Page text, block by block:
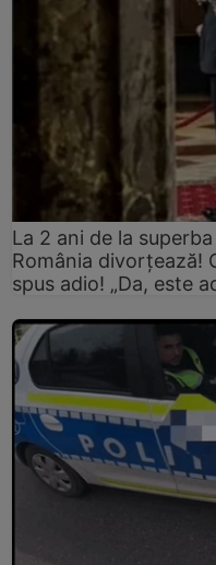
La 2 ani de la
România divorțează!
spus adio! „Da, este